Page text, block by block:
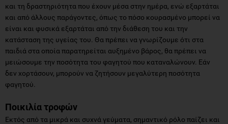
και τη δραστηριότητα που έχουν μέσα στην ημέρα, ενώ εξαρτάται
και από άλλους παράγοντες, όπως το πόσο κουρασμένο μπορεί να
είναι και φυσικά εξαρτάται από την διάθεση του και την
κατάσταση της υγείας του. Θα πρέπει να γνωρίζουμε ότι στα
παιδιά στα οποία παρατηρείται αυξημένο βάρος, θα πρέπει να
μειώσουμε την ποσότητα του φαγητού που καταναλώνουν. Εάν
δεν χορτάσουν, μπορούν να ζητήσουν μεγαλύτερη ποσότητα
φαγητού.
Ποικιλία τροφών
Εκτός από τα μικρά και συχνά γεύματα, σημαντικό ρόλο παίζει και